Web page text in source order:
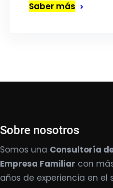
Saber más
Sobre nosotros
Somos una Consultoría
Empresa Familiar con
años de experiencia en el